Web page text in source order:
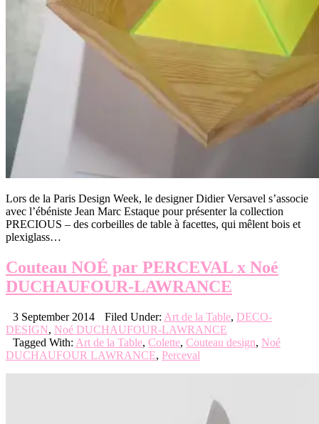
Lors de la Paris Design Week, le designer Didier Versavel s’associe
avec l’ébéniste Jean Marc Estaque pour présenter la collection
PRECIOUS – des corbeilles de table à facettes, qui mêlent bois et
plexiglass…
Couteau NOÉ par PERCEVAL x Noé
DUCHAUFOUR-LAWRANCE
3 September 2014 Filed Under: Art de la Table, DECO-
DESIGN, Noé DUCHAUFOUR-LAWRANCE
Tagged With: Art de la Table, Colette, Couteau design, Noé
DUCHAUFOUR LAWRANCE, Perceval